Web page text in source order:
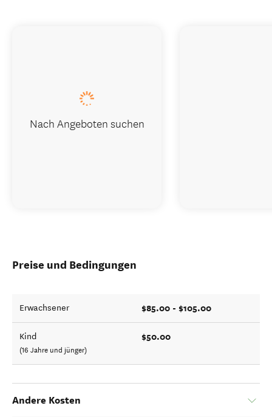
Preise und Bedingungen
Erwachsener $85.00 - $105.00
Kind
(16 Jahre und jünger)
$50.00
Andere Kosten
Nach Angeboten suchen